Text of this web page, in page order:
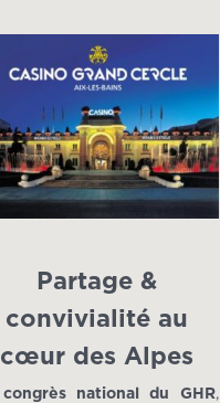
Partage &
convivialité au
cœur des Alpes
congrès national du GHR,